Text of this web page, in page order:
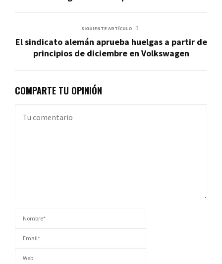
SIGUIENTE ARTÍCULO
El sindicato alemán aprueba huelgas a partir de
principios de diciembre en Volkswagen
COMPARTE TU OPINIÓN